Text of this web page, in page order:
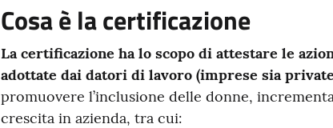
Cosa è la certificazione
La certificazione ha lo scopo di attestare le
adottate dai datori di lavoro (imprese sia
promuovere l’inclusione delle donne,
crescita in azienda, tra cui: